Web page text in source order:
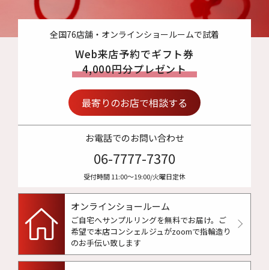
全国76店舗・オンラインショールームで試着
Web来店予約でギフト券
4,000円分プレゼント
最寄りのお店で相談する
お電話でのお問い合わせ
06-7777-7370
受付時間 11:00〜19:00/火曜日定休
オンラインショールーム
ご自宅へサンプルリングを無料でお届け。 ご
希望で本店コンシェルジュがzoomで指輪造り
のお手伝い致します